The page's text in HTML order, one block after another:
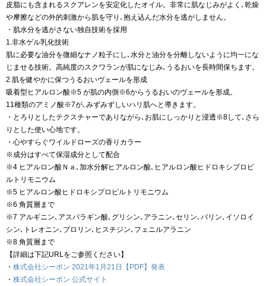
皮脂にも含まれるスクアレンを安定化したオイル。非常に肌なじみがよく､乾燥
や摩擦などの外的刺激から肌を守り､抱え込んだ水分を逃がしません。
・肌水分を逃がさない独自技術を採用
1.非水ゲル乳化技術
肌に必要な油分を微細なナノ粒子にし､水分と油分を分離しないように均一にな
じませる技術。高純度のスクワランが肌になじみ､うるおいを長時間保ちます。
2.肌を健やかに保つうるおいヴェールを形成
吸着型ヒアルロン酸※5 が肌の内側※6からうるおいのヴェールを形成。
11種類のアミノ酸※7が､みずみずしいハリ肌へと導きます。
・とろりとしたテクスチャーでありながら､お肌にしっかりと浸透※8して､さら
りとした使い心地です。
・心やすらぐワイルドローズの香りカラー
※成分はすべて保湿成分として配合
※4 ヒアルロン酸Ｎａ､加水分解ヒアルロン酸､ヒアルロン酸ヒドロキシプロピ
ルトリモニウム
※5 ヒアルロン酸ヒドロキシプロピルトリモニウム
※6 角質層まで
※7 アルギニン､アスパラギン酸､グリシン､アラニン､セリン､バリン､イソロイ
シン､トレオニン､プロリン､ヒスチジン､フェニルアラニン
※8 角質層まで
【詳細は下記URLをご参照ください】
・ 株式会社シーボン 2021年1月21日【PDF】発表
・ 株式会社シーボン 公式サイト